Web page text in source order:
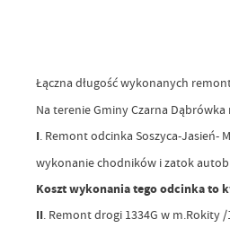
Łączna długość wykonanych
Na terenie Gminy Czarna
I. Remont odcinka Soszyca-Jasień-
wykonanie chodników i zatok
Koszt wykonania tego odcinka to
II. Remont drogi 1334G w